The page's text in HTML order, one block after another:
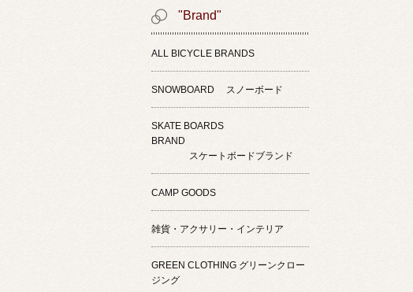
"Brand"
ALL BICYCLE BRANDS
SNOWBOARD スノーボード
SKATE BOARDS
BRAND
スケートボードブランド
CAMP GOODS
雑貨・アクサリー・インテリア
GREEN CLOTHING グリーンクロー
ジング